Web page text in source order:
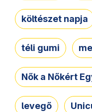
költészet napja
téli gumi
Nők a Nőkért
levegő